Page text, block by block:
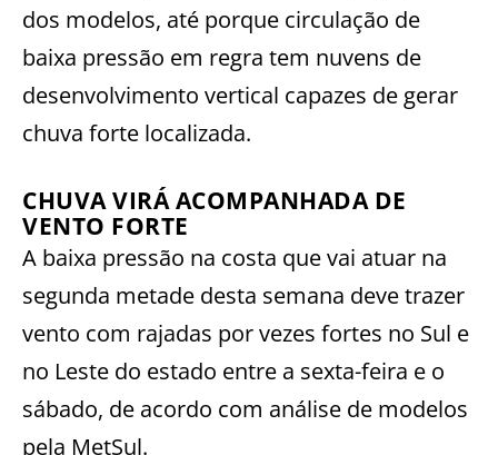
dos modelos, até porque circulação de
baixa pressão em regra tem nuvens de
desenvolvimento vertical capazes de gerar
chuva forte localizada.
CHUVA VIRÁ ACOMPANHADA DE
VENTO FORTE
A baixa pressão na costa que vai atuar na
segunda metade desta semana deve trazer
vento com rajadas por vezes fortes no Sul e
no Leste do estado entre a sexta-feira e o
sábado, de acordo com análise de modelos
pela MetSul.